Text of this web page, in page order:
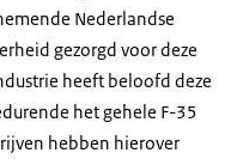
Nederlandse
gezorgd voor deze
heeft beloofd deze
het gehele F-35
hebben hierover